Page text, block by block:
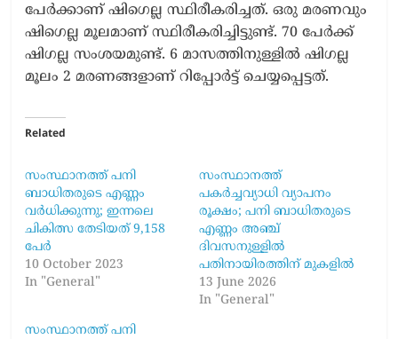
പേര്‍ക്കാണ് ഷിഗെല്ല സ്ഥിരീകരിച്ചത്. ഒരു മരണവും
ഷിഗെല്ല മൂലമാണ് സ്ഥിരീകരിച്ചിട്ടുണ്ട്. 70 പേര്‍ക്ക്
ഷിഗല്ല സംശയമുണ്ട്. 6 മാസത്തിനുള്ളില്‍ ഷിഗല്ല
മൂലം 2 മരണങ്ങളാണ് റിപ്പോര്‍ട്ട് ചെയ്യപ്പെട്ടത്.
Related
സംസ്ഥാനത്ത് പനി
ബാധിതരുടെ എണ്ണം
വർധിക്കുന്നു; ഇന്നലെ
ചികിത്സ തേടിയത് 9,158
പേർ
10 October 2023
In "General"
സംസ്ഥാനത്ത്
പകര്‍ച്ചവ്യാധി വ്യാപനം
രൂക്ഷം; പനി ബാധിതരുടെ
എണ്ണം അഞ്ച്
ദിവസനുള്ളില്‍
പതിനായിരത്തിന് മുകളില്‍
13 June 2026
In "General"
സംസ്ഥാനത്ത് പനി